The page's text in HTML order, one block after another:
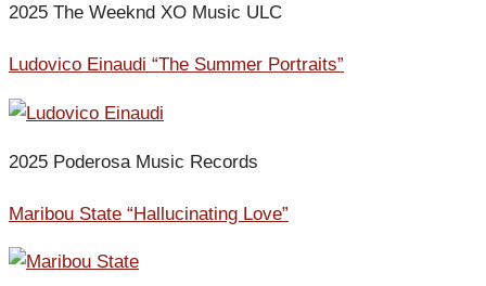
2025 The Weeknd XO Music ULC
Ludovico Einaudi “The Summer Portraits”
2025 Poderosa Music Records
Maribou State “Hallucinating Love”